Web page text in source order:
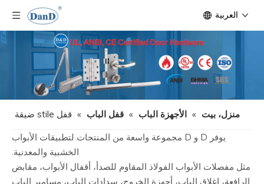
العربية
منزل، بيت » الأجهزة الباب » قفل الباب » قفل stile ضيقة
يوفر D و D مجموعة واسعة من المنتجات لتطبيقات الأبواب
الخشبية والمعدنية.
مثل مفصلات الأبواب الفولاذ المقاوم للصدأ، أقفال الأبواب، مقابض
الرافعة، إغلاق الباب، أجهزة الخروج، سدادات الباب، مسامير الباب